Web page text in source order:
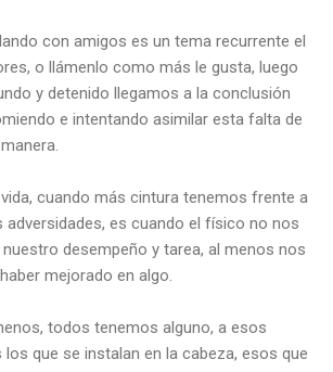
con amigos es un tema recurrente el
o llámenlo como más le gusta, luego
y detenido llegamos a la conclusión
e intentando asimilar esta falta de
cuando más cintura tenemos frente a
adversidades, es cuando el físico no nos
desempeño y tarea, al menos nos
mejorado en algo.
todos tenemos alguno, a esos
que se instalan en la cabeza, esos que